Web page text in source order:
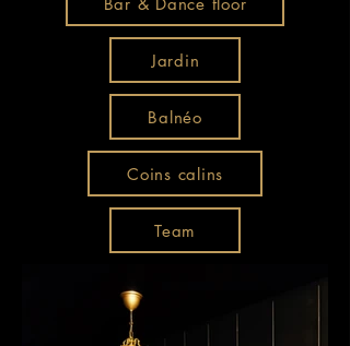
Jardin
Balnéo
Coins calins
Team